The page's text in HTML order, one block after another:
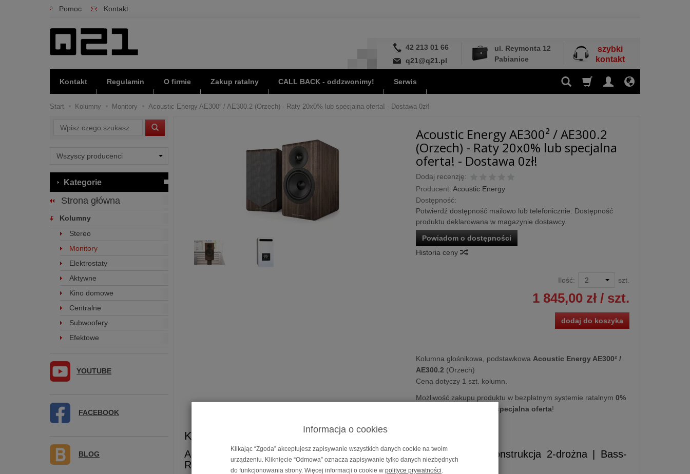
Pomoc Kontakt
42 213 01 66
q21@q21.pl
ul. Reymonta 12
Pabianice
szybki
kontakt
Kontakt Regulamin O firmie Zakup ratalny CALL BACK - oddzwonimy! Serwis
Start Kolumny Monitory Acoustic Energy AE300² / AE300.2 (Orzech) - Raty 20x0% lub specjalna oferta! - Dostawa 0zł!
Acoustic Energy AE300² / AE300.2
(Orzech) - Raty 20x0% lub specjalna
oferta! - Dostawa 0zł!
Dodaj recenzję:
Producent: Acoustic Energy
Dostępność:
Potwierdź dostępność mailowo lub telefonicznie. Dostępność
produktu deklarowana w magazynie dostawcy.
Powiadom o dostępności
Historia ceny
Ilość: szt.
1 845,00 zł/ szt.
dodaj do koszyka
Kolumna głośnikowa, podstawkowa Acoustic Energy AE300² /
AE300.2 (Orzech)
Cena dotyczy 1 szt. kolumn.
Możliwość zakupu produktu w bezpłatnym systemie ratalnym 0%
specjalna oferta!
Kolumna głośnikowa Acoustic Energy AE300² / AE300.2
Acoustic EnergyAE300² / AE300.2| Kolumna podstawkowa | Konstrukcja 2-drożna | Bass-
Reflex | 6 Ohm
Wyszukaj
Kategorie
Strona główna
Kolumny
Stereo
Monitory
Elektrostaty
Aktywne
Kino domowe
Centralne
Subwoofery
Efektowe
YOUTUBE
FACEBOOK
BLOG
Informacja o cookies
Klikając “Zgoda” akceptujesz zapisywanie wszystkich danych cookie na twoim
urządzeniu. Kliknięcie “Odmowa” oznacza zapisywanie tylko danych niezbędnych
do funkcjonowania strony. Więcej informacji o cookie w polityce prywatności